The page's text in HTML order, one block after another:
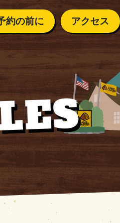
約の前に
ために
方へ
問
候
アクセス
アクセス
WEB予約